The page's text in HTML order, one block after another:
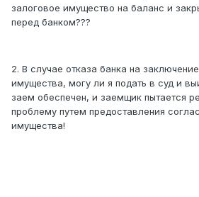
залоговое имущество на баланс и
перед банком???
2. В случае отказа банка на
имущества, могу ли я подать в суд и
заем обеспечен, и заемщик пытается
проблему путем предоставления
имущества!